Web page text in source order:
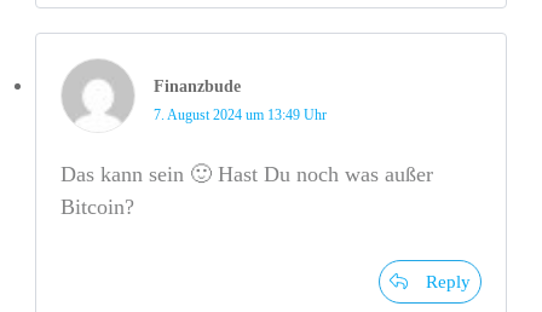
Finanzbude
7. August 2024 um 13:49 Uhr
Das kann sein 🙂 Hast Du noch was außer
Bitcoin?
Reply